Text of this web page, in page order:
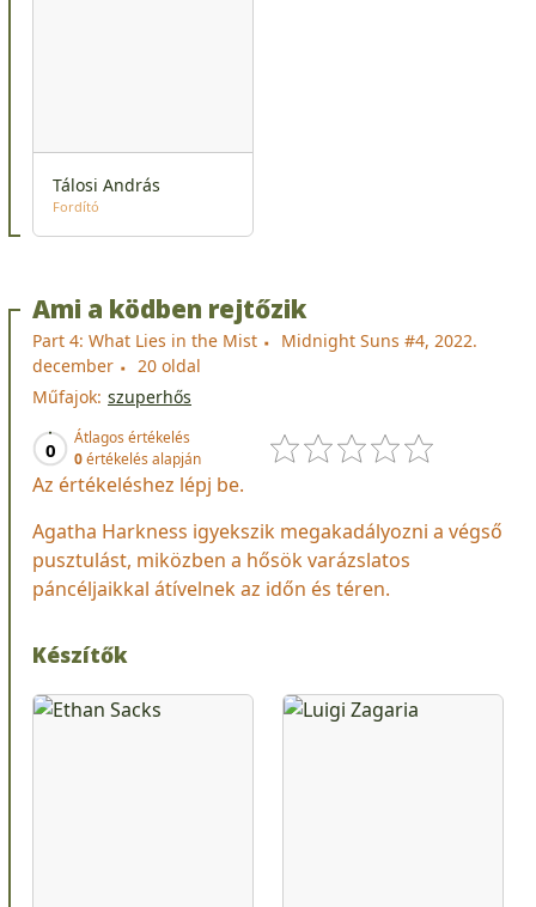
Tálosi András
Fordító
Ami a ködben rejtőzik
Part 4: What Lies in the Mist
Midnight Suns #4, 2022.
december
20 oldal
Műfajok: szuperhős
0
Átlagos értékelés
0értékelés alapján
Az értékeléshez lépj be.
Agatha Harkness igyekszik megakadályozni a végső
pusztulást, miközben a hősök varázslatos
páncéljaikkal átívelnek az időn és téren.
Készítők